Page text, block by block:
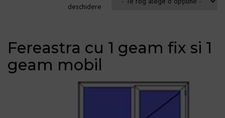
deschidere
Fereastra cu 1 geam fix si 1
geam mobil